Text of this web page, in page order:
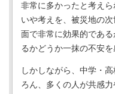
非常に多かったと考え
いや考えを、被災地の
面で非常に効果的であ
るかどうか一抹の不安を
しかしながら、中学・
ろん、多くの人が共感